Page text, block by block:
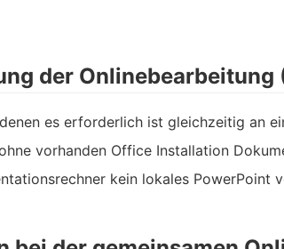
der
es erforderlich ist gleichzeitig an
vorhanden Office Installation
kein lokales PowerPoint